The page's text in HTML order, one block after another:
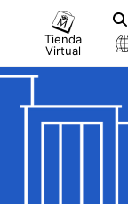
Tienda
Virtual